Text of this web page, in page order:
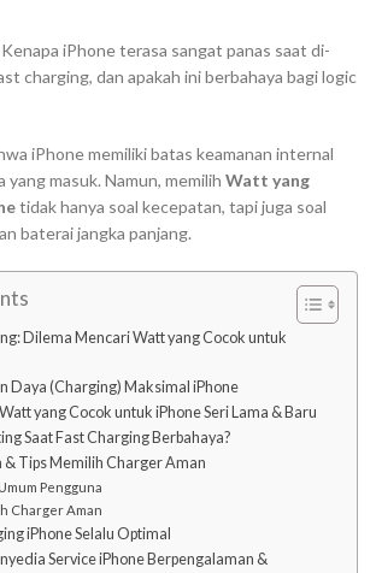
Kenapa iPhone terasa sangat panas saat di-
charging, dan apakah ini berbahaya bagilogic
iPhone memiliki batas keamanan internal
masuk. Namun, memilih Watt yang
tidak hanya soal kecepatan, tapi juga soal
baterai jangka panjang.
Dilema Mencari Watt yang Cocok untuk
Daya (Charging) Maksimal iPhone
yang Cocok untuk iPhone Seri Lama & Baru
Saat Fast Charging Berbahaya?
& Tips Memilih Charger Aman
Pengguna
Charger Aman
iPhone Selalu Optimal
Service iPhone Berpengalaman &